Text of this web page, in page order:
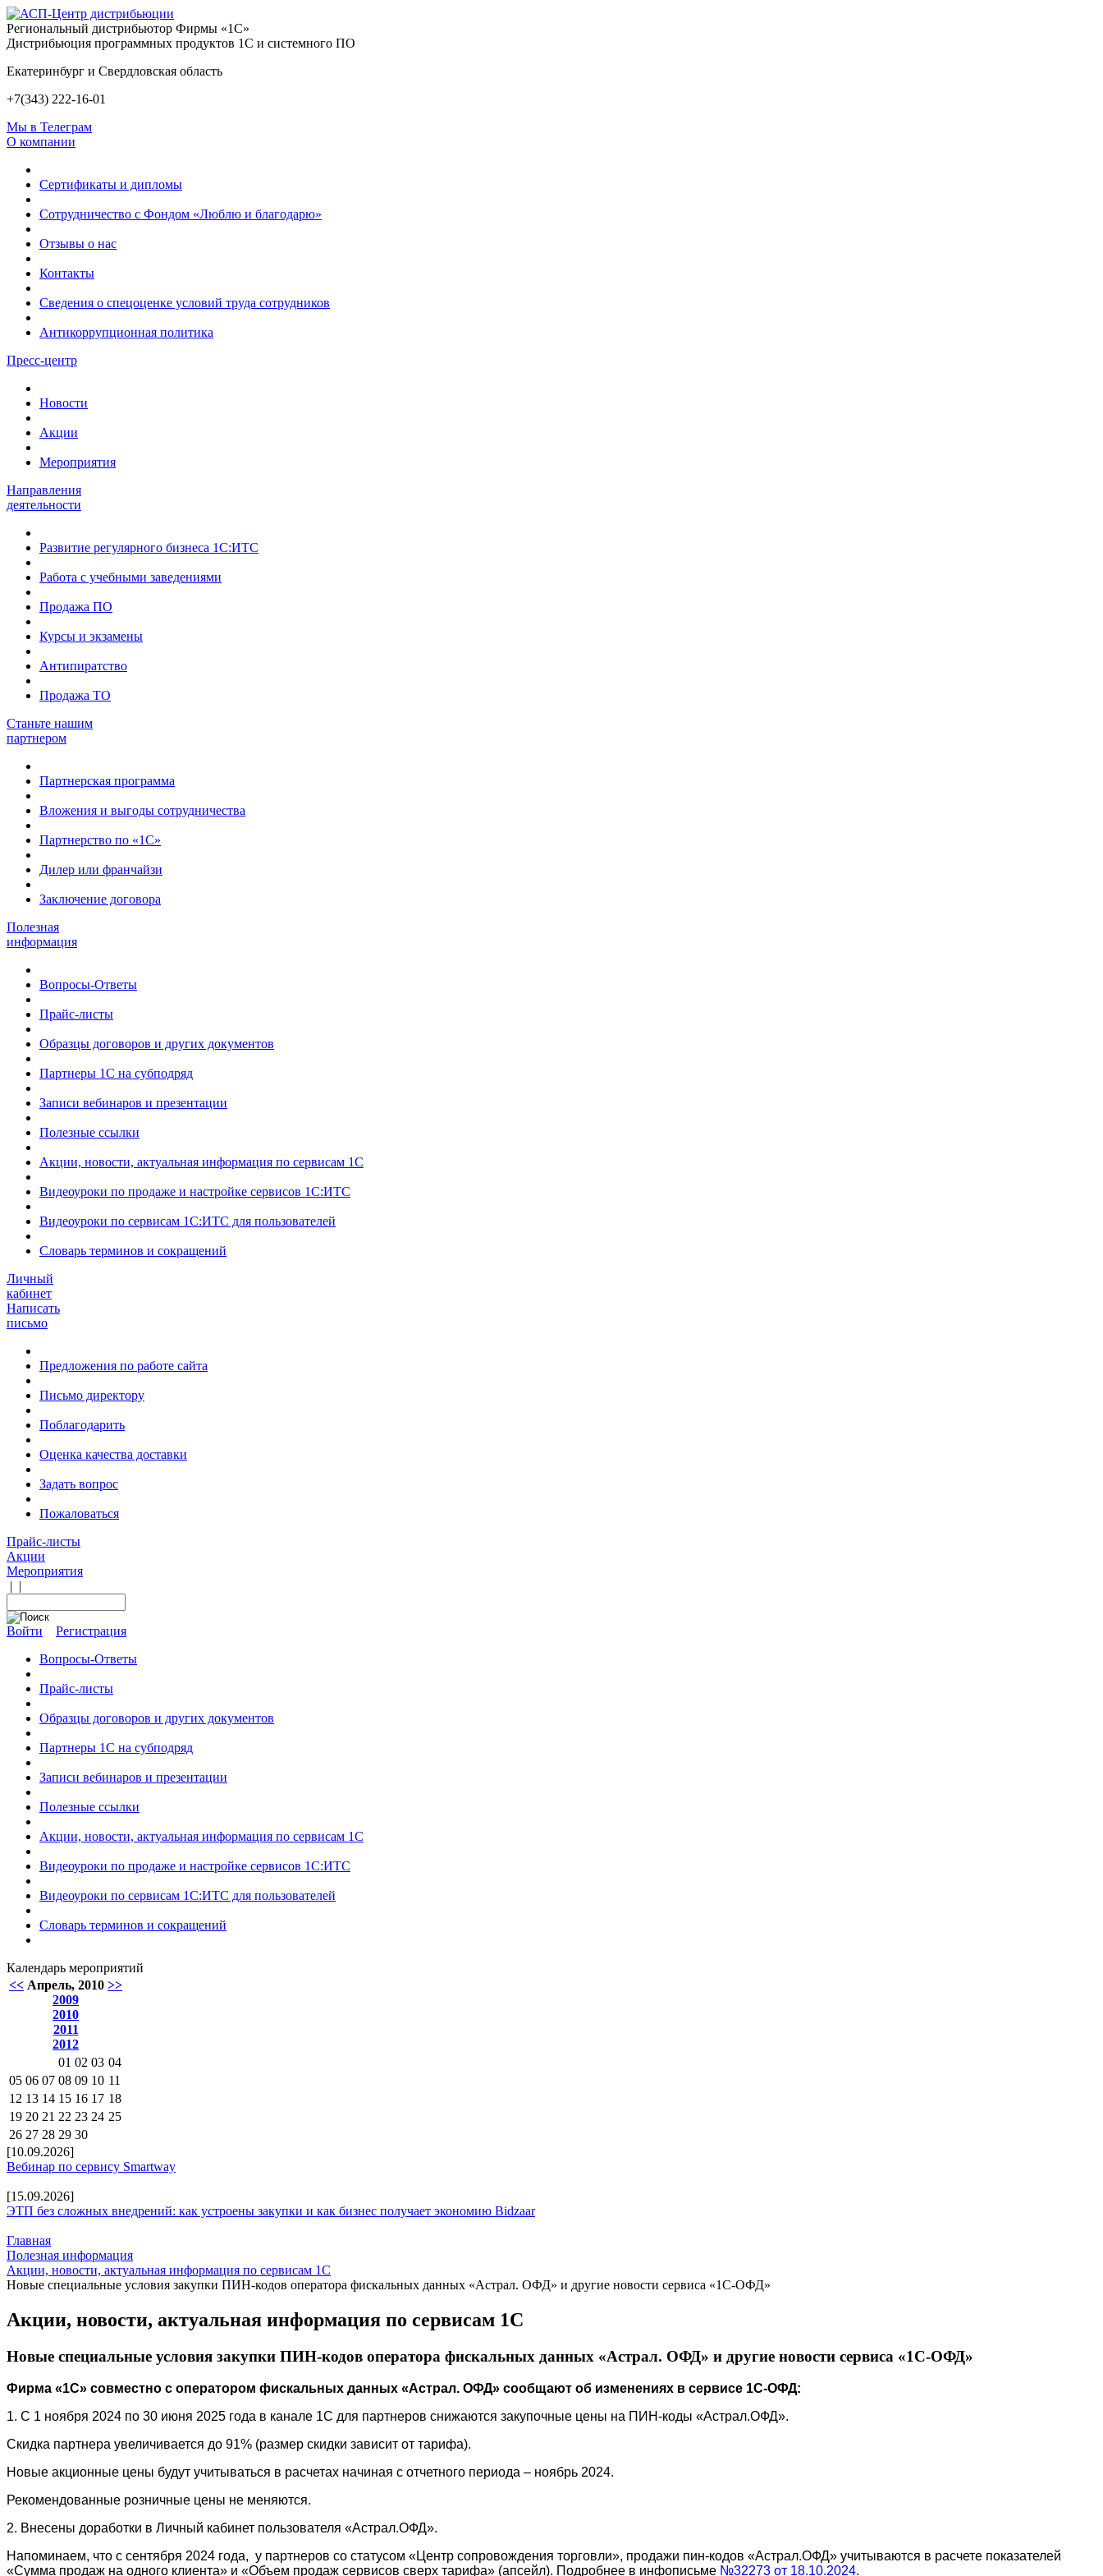
Региональный дистрибьютор Фирмы «1С»
Дистрибьюция программных продуктов 1С и системного ПО
Екатеринбург и Свердловская область
+7(343) 222-16-01
Мы в Телеграм
О компании
Сертификаты и дипломы
Сотрудничество с Фондом «Люблю и благодарю»
Отзывы о нас
Контакты
Сведения о спецоценке условий труда сотрудников
Антикоррупционная политика
Пресс-центр
Новости
Акции
Мероприятия
Направления
деятельности
Развитие регулярного бизнеса 1С:ИТС
Работа с учебными заведениями
Продажа ПО
Курсы и экзамены
Антипиратство
Продажа ТО
Станьте нашим
партнером
Партнерская программа
Вложения и выгоды сотрудничества
Партнерство по «1С»
Дилер или франчайзи
Заключение договора
Полезная
информация
Вопросы-Ответы
Прайс-листы
Образцы договоров и других документов
Партнеры 1С на субподряд
Записи вебинаров и презентации
Полезные ссылки
Акции, новости, актуальная информация по сервисам 1С
Видеоуроки по продаже и настройке сервисов 1С:ИТС
Видеоуроки по сервисам 1С:ИТС для пользователей
Словарь терминов и сокращений
Личный
кабинет
Написать
письмо
Предложения по работе сайта
Письмо директору
Поблагодарить
Оценка качества доставки
Задать вопрос
Пожаловаться
Прайс-листы
Акции
Мероприятия
| |
Войти
Регистрация
Вопросы-Ответы
Прайс-листы
Образцы договоров и других документов
Партнеры 1С на субподряд
Записи вебинаров и презентации
Полезные ссылки
Акции, новости, актуальная информация по сервисам 1С
Видеоуроки по продаже и настройке сервисов 1С:ИТС
Видеоуроки по сервисам 1С:ИТС для пользователей
Словарь терминов и сокращений
Календарь мероприятий
<< Апрель, 2010 >>
2009
2010
2011
2012
01 02 03 04
05 06 07 08 09 10 11
12 13 14 15 16 17 18
19 20 21 22 23 24 25
26 27 28 29 30
[10.09.2026]
Вебинар по сервису Smartway
[15.09.2026]
ЭТП без сложных внедрений: как устроены закупки и как бизнес получает экономию Bidzaar
Главная
Полезная информация
Акции, новости, актуальная информация по сервисам 1С
Новые специальные условия закупки ПИН-кодов оператора фискальных данных «Астрал. ОФД» и другие новости сервиса «1С-ОФД»
Акции, новости, актуальная информация по сервисам 1С
Новые специальные условия закупки ПИН-кодов оператора фискальных данных «Астрал. ОФД» и другие новости сервиса «1С-ОФД»
Фирма «1С» совместно с оператором фискальных данных «Астрал. ОФД» сообщают об изменениях в сервисе 1С-ОФД:
1. C 1 ноября 2024 по 30 июня 2025 года в канале 1С для партнеров снижаются закупочные цены на ПИН-коды «Астрал.ОФД».
Скидка партнера увеличивается до 91% (размер скидки зависит от тарифа).
Новые акционные цены будут учитываться в расчетах начиная с отчетного периода – ноябрь 2024.
Рекомендованные розничные цены не меняются.
2. Внесены доработки в Личный кабинет пользователя «Астрал.ОФД».
Напоминаем, что с сентября 2024 года, у партнеров со статусом «Центр сопровождения торговли», продажи пин-кодов «Астрал.ОФД» учитываются в расчете показателей
«Сумма продаж на одного клиента» и «Объем продаж сервисов сверх тарифа» (апсейл). Подробнее в инфописьме №32273 от 18.10.2024.